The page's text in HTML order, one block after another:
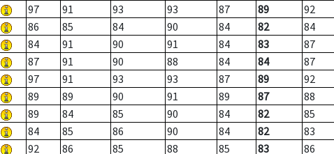
97 91 93 93 87 89
92
86 85 84 90 84 82
84
84 91 90 91 84 83
87
87 91 90 88 84 84
87
97 91 93 93 87 89
92
89 89 90 91 89 87
88
89 84 85 90 84 82
85
84 85 86 90 84 82
83
92 86 85 88 85 83 86